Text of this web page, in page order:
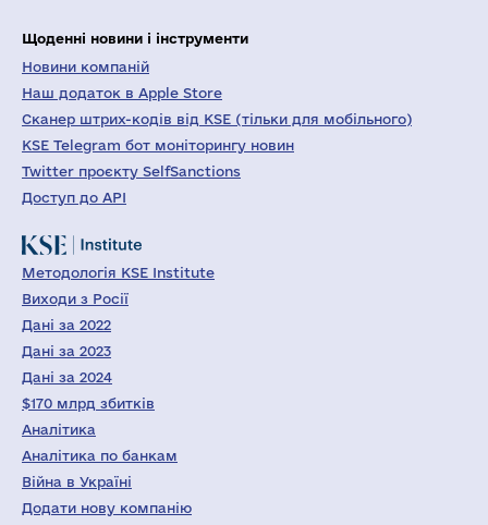
Щоденні новини і інструменти
Новини компаній
Наш додаток в Apple Store
Сканер штрих-кодів від KSE (тільки для мобільного)
KSE Telegram бот моніторингу новин
Twitter проєкту SelfSanctions
Доступ до API
Методологія KSE Institute
Виходи з Росії
Дані за 2022
Дані за 2023
Дані за 2024
$170 млрд збитків
Аналітика
Аналітика по банкам
Війна в Україні
Додати нову компанію